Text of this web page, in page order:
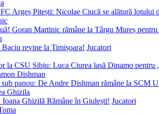
Argeș Pitești: Nicolae Ciucă se alătură lotului
Goran Martinic rămâne la Târgu Mureș pentru
revine la Timișoara! Jucatori
la CSU Sibiu: Luca Ciurea lasă Dinamo pentru
panou: De Andre Dishman rămâne la SCM
Ghizilă Rămâne în Giulești! Jucatori